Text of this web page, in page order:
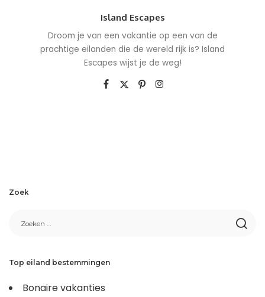
Island Escapes
Droom je van een vakantie op een van de
prachtige eilanden die de wereld rijk is? Island
Escapes wijst je de weg!
Zoek
Top eiland bestemmingen
Bonaire vakanties